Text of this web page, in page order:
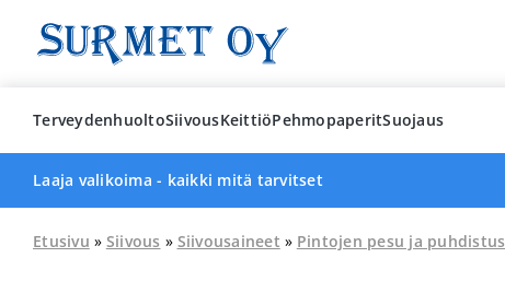
content
TerveydenhuoltoSiivousKeittiöPehmopaperitSuojaus
Laaja valikoima - kaikki mitä tarvitset
Etusivu » Siivous » Siivousaineet » Pintojen pesu ja puhdistus